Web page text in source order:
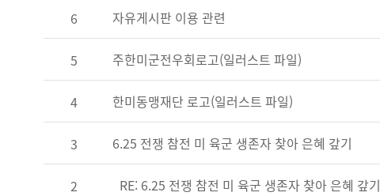
6 자유게시판 이용 관련
5 주한미군전우회로고(일러스트 파일)
4 한미동맹재단 로고(일러스트 파일)
3 6.25 전쟁 참전 미 육군 생존자 찾아 은혜 갚기
2 RE: 6.25 전쟁 참전 미 육군 생존자 찾아 은혜 갚기